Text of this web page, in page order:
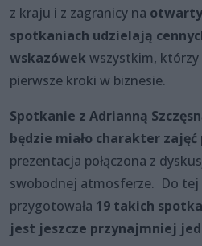
z kraju i z zagranicy na
spotkaniach udzielają
wskazówek wszystkim,
pierwsze kroki w biznesie.
Spotkanie z Adrianną
będzie miało charakter
prezentacja połączona z
swobodnej atmosferze. Do tej
przygotowała 19 takich
jest jeszcze przynajmniej